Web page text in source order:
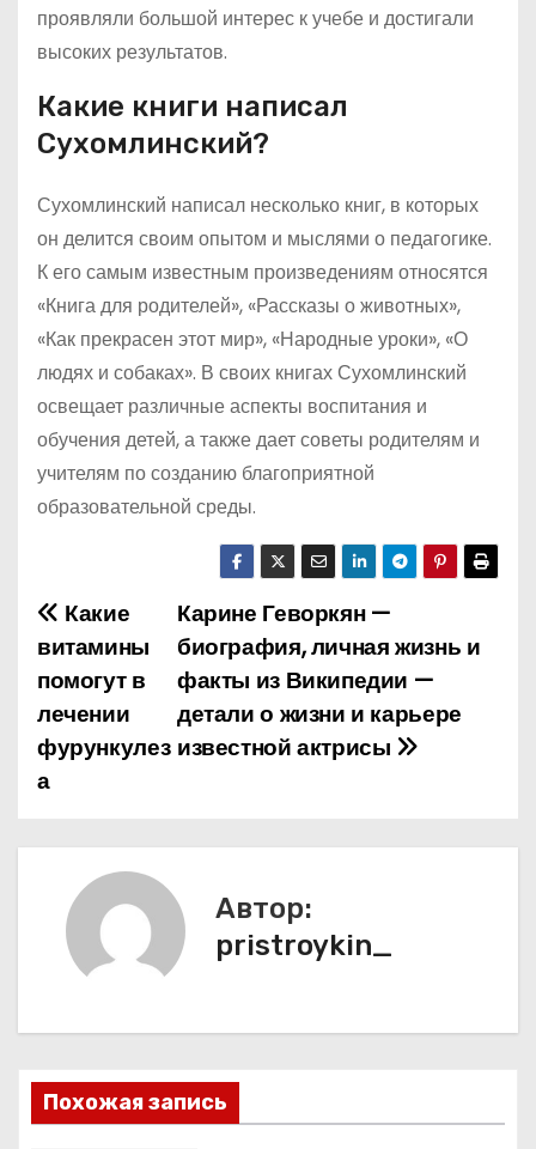
проявляли большой интерес к учебе и достигали
высоких результатов.
Какие книги написал
Сухомлинский?
Сухомлинский написал несколько книг, в которых
он делится своим опытом и мыслями о педагогике.
К его самым известным произведениям относятся
«Книга для родителей», «Рассказы о животных»,
«Как прекрасен этот мир», «Народные уроки», «О
людях и собаках». В своих книгах Сухомлинский
освещает различные аспекты воспитания и
обучения детей, а также дает советы родителям и
учителям по созданию благоприятной
образовательной среды.
Н
а
в
и
я
п
о
Карине Геворкян —
биография, личная жизнь и
факты из Википедии —
детали о жизни и карьере
известной актрисы
Какие
витамины
помогут в
лечении
фурункулез
а
Автор:
pristroykin_
Похожая запись